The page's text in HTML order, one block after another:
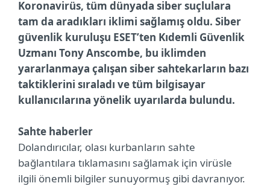
Koronavirüs, tüm dünyada siber suçlulara
tam da aradıkları iklimi sağlamış oldu. Siber
güvenlik kuruluşu ESET’ten Kıdemli Güvenlik
Uzmanı Tony Anscombe, bu iklimden
yararlanmaya çalışan siber sahtekarların bazı
taktiklerini sıraladı ve tüm bilgisayar
kullanıcılarına yönelik uyarılarda bulundu.
Sahte haberler
Dolandırıcılar, olası kurbanların sahte
bağlantılara tıklamasını sağlamak için virüsle
ilgili önemli bilgiler sunuyormuş gibi davranıyor.